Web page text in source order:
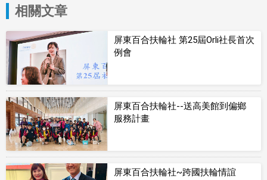
相關文章
屏東百合扶輪社 第25屆Orli社長首次
例會
屏東百合扶輪社--送高美館到偏鄉
服務計畫
屏東百合扶輪社~跨國扶輪情誼